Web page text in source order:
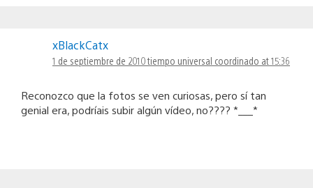
xBlackCatx
1 de septiembre de 2010 tiempo universal coordinado at 15:36
Reconozco que la fotos se ven curiosas, pero sí tan
genial era, podríais subir algún vídeo, no???? *___*